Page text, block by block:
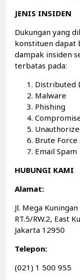
JENIS INSIDEN
Dukungan yang
konstituen dapat
dampak insiden
terbatas pada:
Distributed
Malware
Phishing
Brute Force
Email Spam
HUBUNGI KAMI
Alamat:
Jl. Mega
RT.5/RW.2, East
Jakarta 12950
Telepon:
(021) 1 500 955